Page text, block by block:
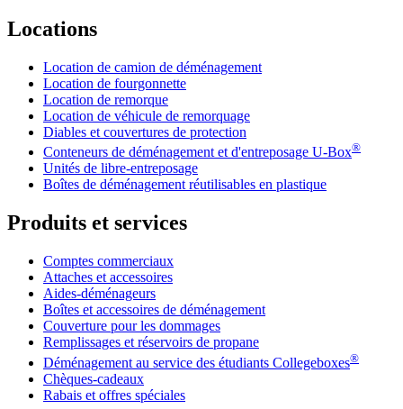
Locations
Location de camion de déménagement
Location de fourgonnette
Location de remorque
Location de véhicule de remorquage
Diables et couvertures de protection
Conteneurs de déménagement et d'entreposage U-Box®
Unités de libre-entreposage
Boîtes de déménagement réutilisables en plastique
Produits et services
Comptes commerciaux
Attaches et accessoires
Aides-déménageurs
Boîtes et accessoires de déménagement
Couverture pour les dommages
Remplissages et réservoirs de propane
Déménagement au service des étudiants Collegeboxes®
Chèques-cadeaux
Rabais et offres spéciales